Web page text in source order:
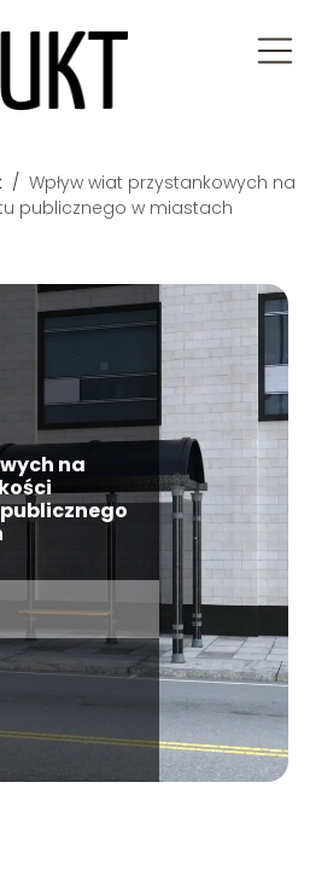
/ Wpływ wiat przystankowych na
publicznego w miastach
na